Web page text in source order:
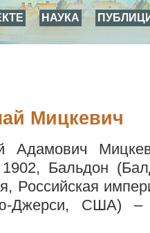
НАУКА
Мицкевич
Адамович
Бальдон
Российская
Джерси, США) –